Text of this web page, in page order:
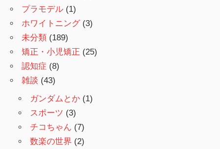
プラモデル (1)
ホワイトニング(3)
未分類 (189)
矯正・小児矯正 (25)
認知症 (8)
雑談 (43)
ガンダムとか (1)
スポーツ (3)
チコちゃん (7)
数楽の世界 (2)